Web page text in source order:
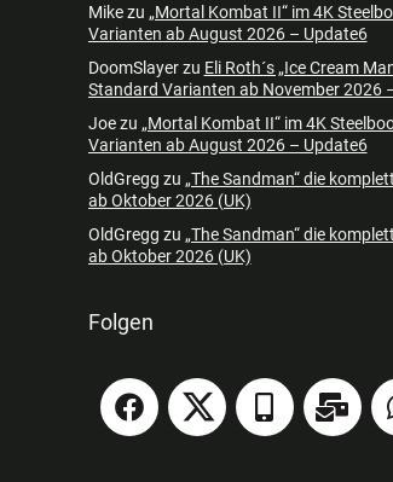
Mikezu „Mortal Kombat II“ im 4K
Varianten ab August 2026 – Update6
DoomSlayerzu Eli Roth´s „Ice Cream
Standard Varianten ab November 2026
Joezu „Mortal Kombat II“ im 4K
Varianten ab August 2026 – Update6
OldGregg zu „The Sandman“ die
ab Oktober 2026 (UK)
OldGregg zu „The Sandman“ die
ab Oktober 2026 (UK)
Folgen